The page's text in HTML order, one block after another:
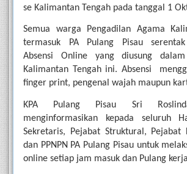
se Kalimantan Tengah pada tanggal 1
Semua warga Pengadilan Agama
termasuk PA Pulang Pisau serentak
Absensi Online yang diusung
Kalimantan Tengah ini. Absensi
finger print, pengenal wajah maupun
KPA Pulang Pisau Sri
menginformasikan kepada seluruh
Sekretaris, Pejabat Struktural, Pejabat
dan PPNPN PA Pulang Pisau untuk
online setiap jam masuk dan Pulang